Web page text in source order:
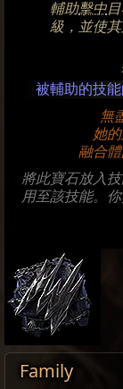
輔助擊中
級，並使
被輔助的技
無
她
融合
將此寶石放入
用至該技能。
Family